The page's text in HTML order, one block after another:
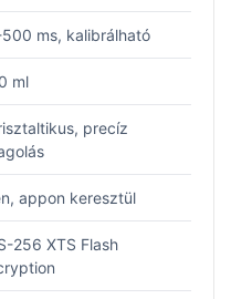
ms, kalibrálható
ml
precíz
appon keresztül
256 XTS Flash